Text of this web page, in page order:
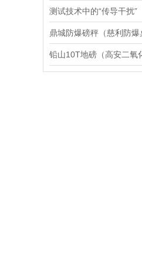
测试技术中的“传导干扰”